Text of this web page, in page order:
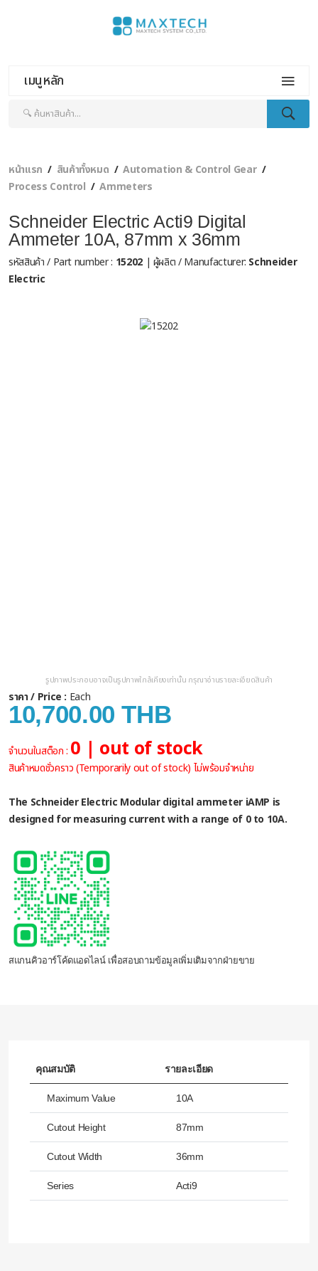
เมนูหลัก
หน้าแรก สินค้าทั้งหมด
Automation & Control Gear
Process Control
Ammeters
Schneider Electric Acti9 Digital
Ammeter 10A, 87mm x 36mm
รหัสสินค้า / Part number : 15202| ผู้ผลิต / Manufacturer: Schneider
Electric
รูปภาพประกอบอาจเป็นรูปภาพใกล้เคียงเท่านั้น กรุณาอ่านรายละเอียดสินค้า
ราคา / Price : Each
10,700.00 THB
จำนวนในสต็อก : 0 | out of stock
สินค้าหมดชั่วคราว (Temporarily out of stock) ไม่พร้อมจำหน่าย
The Schneider Electric Modular digital ammeter iAMP is
designed for measuring current with a range of 0 to 10A.
สแกนคิวอาร์โค้ดแอดไลน์ เพื่อสอบถามข้อมูลเพิ่มเติมจากฝ่ายขาย
คุณสมบัติ รายละเอียด
Maximum Value 10A
Cutout Height 87mm
Cutout Width 36mm
Series Acti9